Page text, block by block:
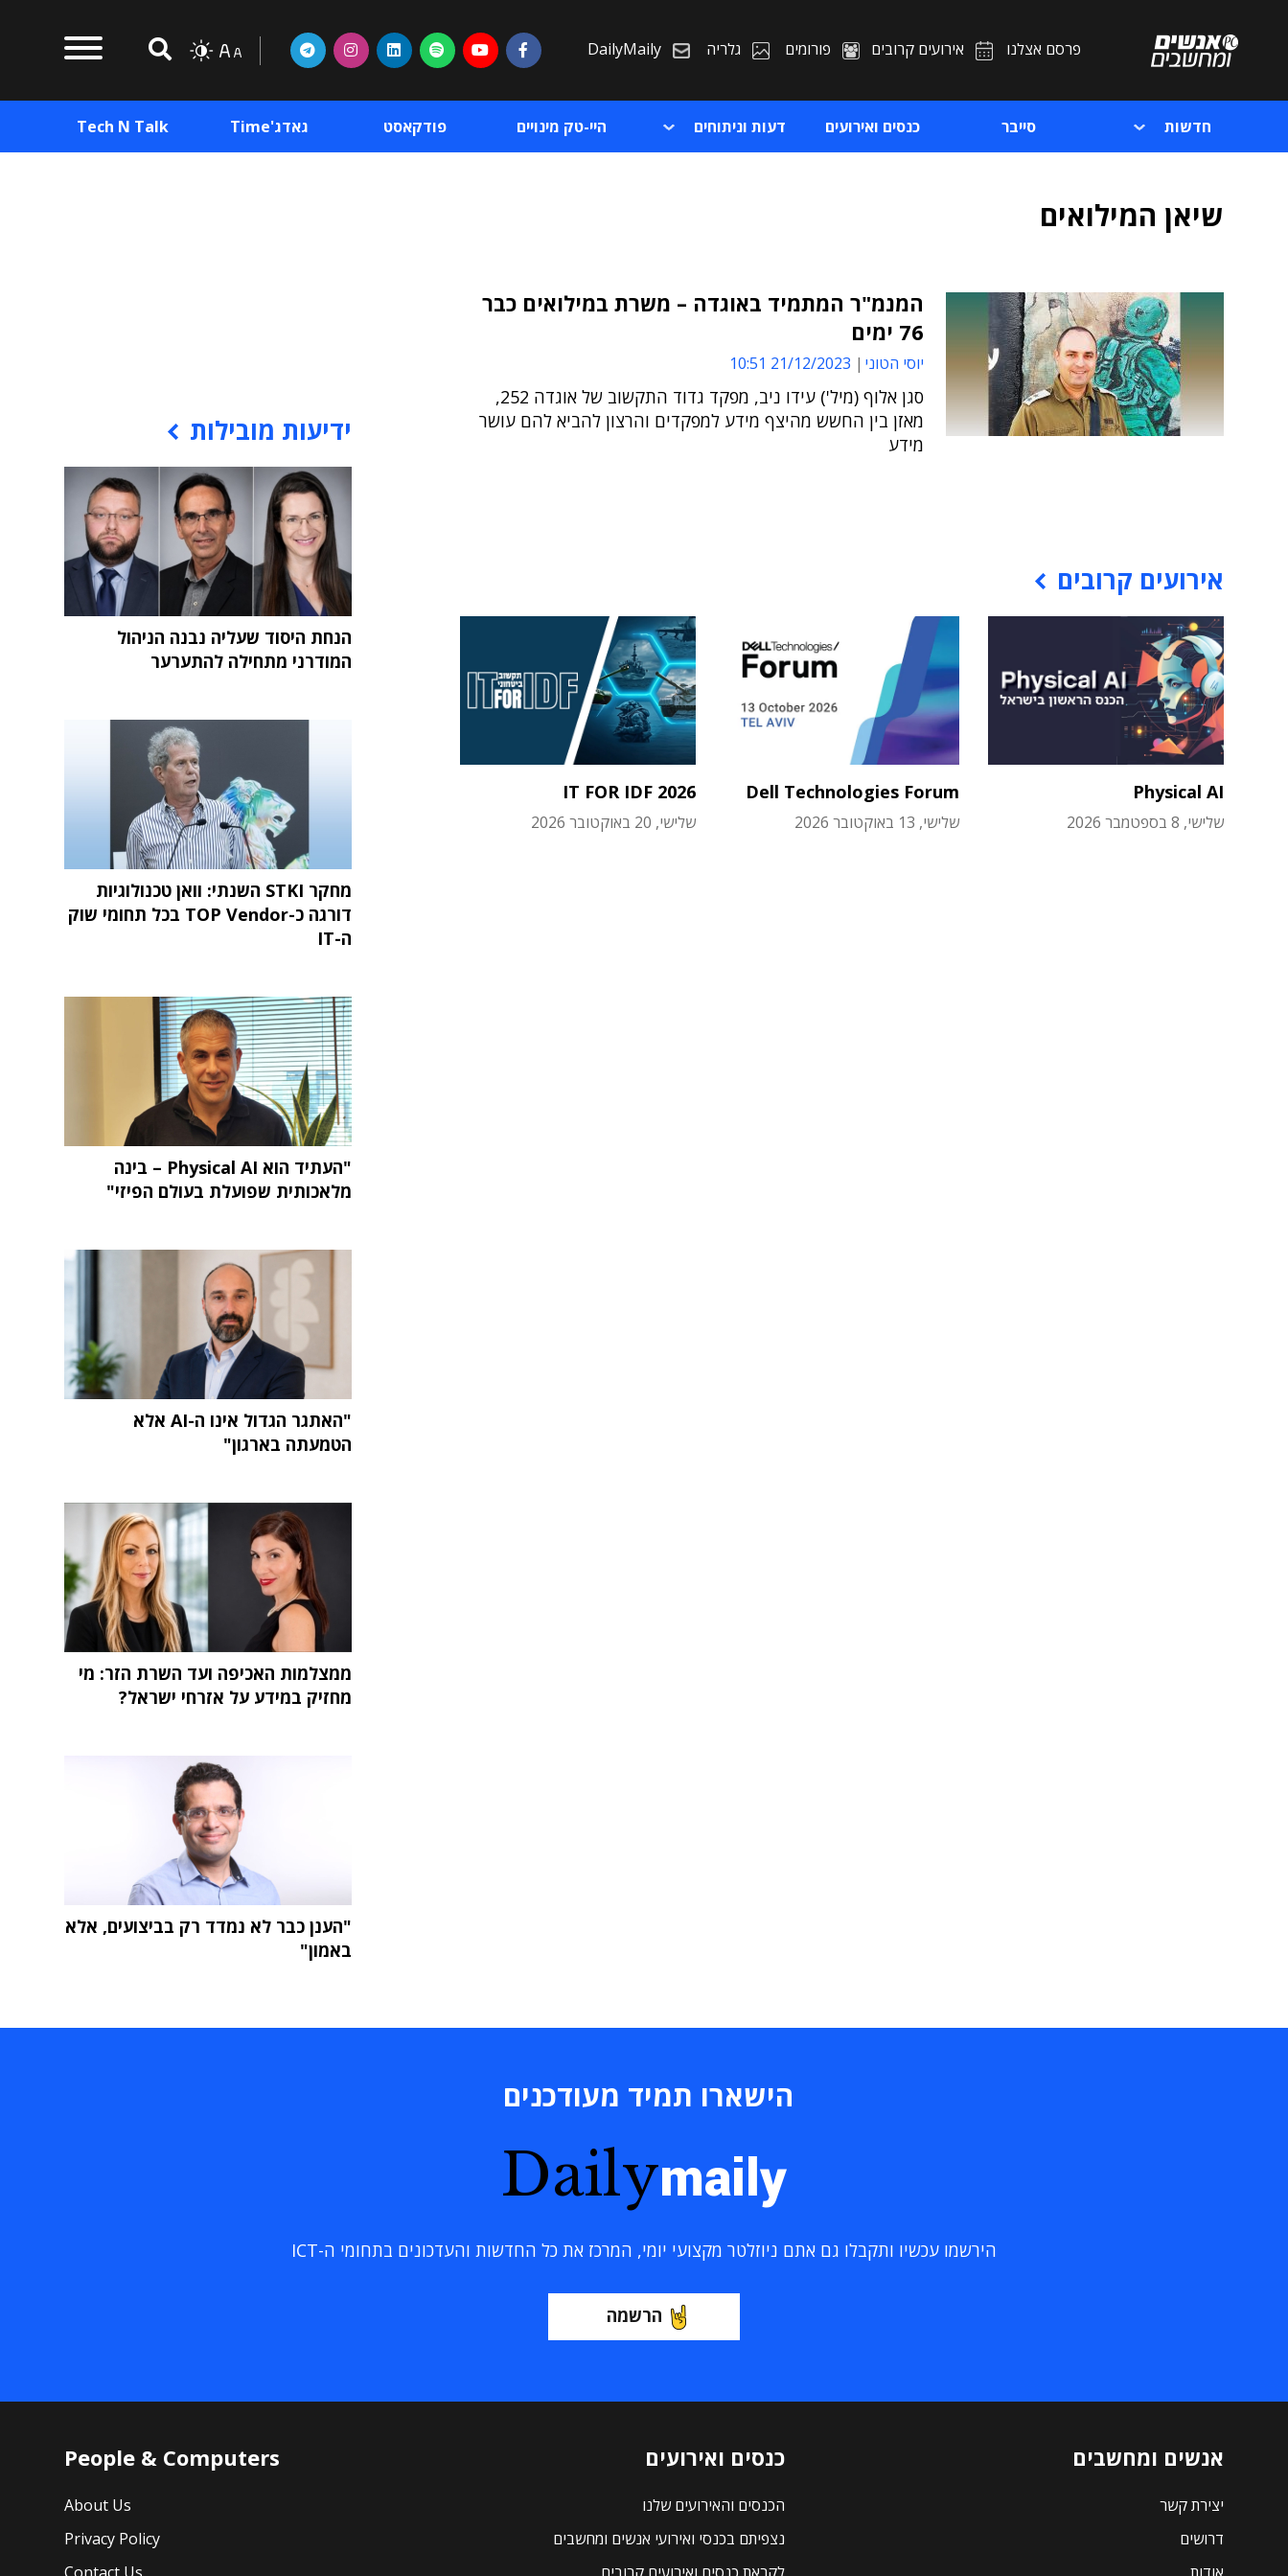
פרסם אצלנו אירועים קרובים פורומים גלריה DailyMaily
חדשות סייבר כנסים ואירועים דעות וניתוחים היי-טק מינויים פודקאסט גאדג'Time Tech N Talk
שיאן המילואים
המנמ"ר המתמיד באוגדה – משרת במילואים כבר
76 ימים
יוסי הטוני 21/12/2023 10:51
סגן אלוף (מיל') עידו ניב, מפקד גדוד התקשוב של אוגדה 252,
מאזן בין החשש מהיצף מידע למפקדים והרצון להביא להם עושר
מידע
אירועים קרובים
Physical AI
שלישי, 8 בספטמבר 2026
Dell Technologies Forum
שלישי, 13 באוקטובר 2026
IT FOR IDF 2026
שלישי, 20 באוקטובר 2026
ידיעות מובילות
הנחת היסוד שעליה נבנה הניהול
המודרני מתחילה להתערער
מחקר STKI השנתי: וואן טכנולוגיות
דורגה כ-TOP Vendor בכל תחומי שוק
ה-IT
"העתיד הוא Physical AI – בינה
מלאכותית שפועלת בעולם הפיזי"
"האתגר הגדול אינו ה-AI אלא
הטמעתה בארגון"
ממצלמות האכיפה ועד השרת הזר: מי
מחזיק במידע על אזרחי ישראל?
"הענן כבר לא נמדד רק בביצועים, אלא
באמון"
הישארו תמיד מעודכנים
Dailymaily
הירשמו עכשיו ותקבלו גם אתם ניוזלטר מקצועי יומי, המרכז את כל החדשות והעדכונים בתחומי ה-ICT
הרשמה
אנשים ומחשבים
יצירת קשר
דרושים
כנסים ואירועים
הכנסים והאירועים שלנו
נצפיתם בכנסי ואירועי אנשים ומחשבים
People & Computers
About Us
Privacy Policy